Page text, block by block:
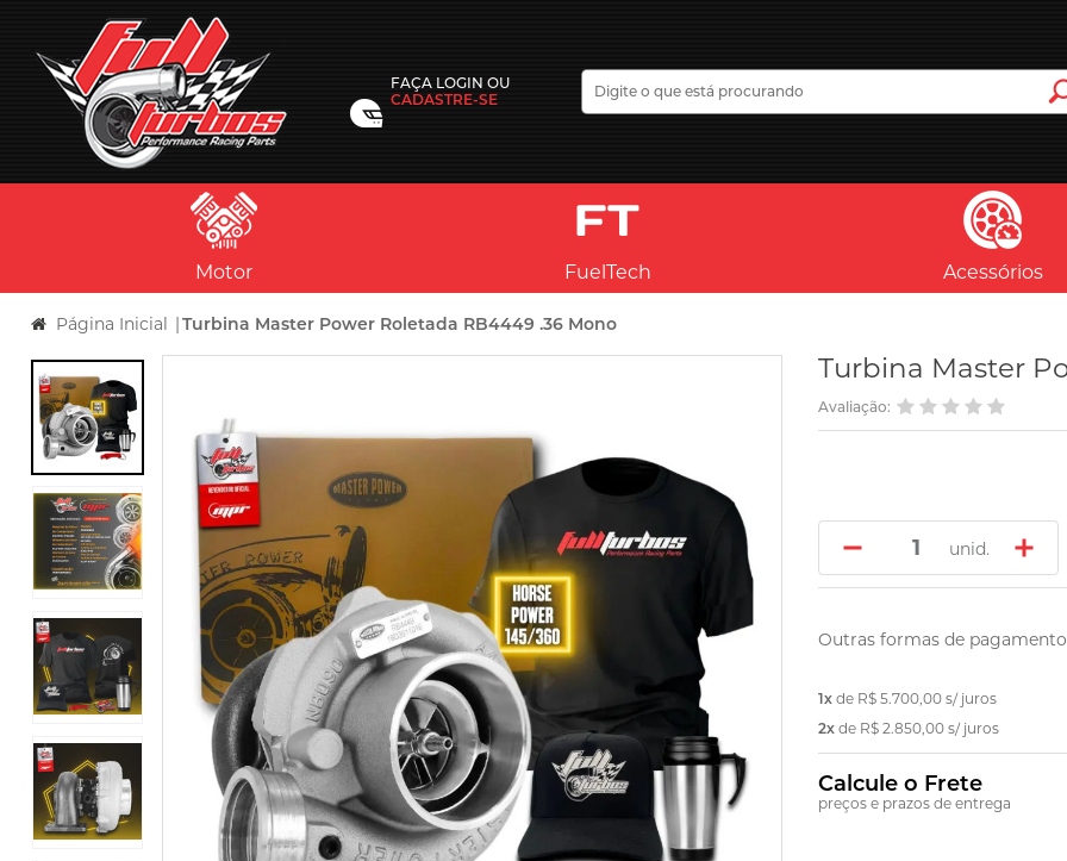
FAÇA LOGIN OU
CADASTRE-SE
Motor FuelTech Acessórios
Página Inicial |Turbina Master Power Roletada RB4449 .36 Mono
Turbina Master
Avaliação:
unid.
Outras formas de pagamento
1x de R$ 5.700,00 s/ juros
2x de R$ 2.850,00 s/ juros
Calcule o Frete
preços e prazos de entrega